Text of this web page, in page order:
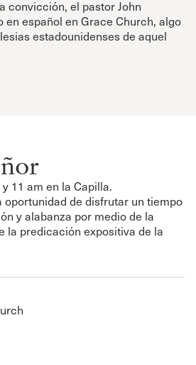
convicción, el pastor John
en español en Grace Church, algo
estadounidenses de aquel
11 am en la Capilla.
oportunidad de disfrutar un tiempo
y alabanza por medio de la
la predicación expositiva de la